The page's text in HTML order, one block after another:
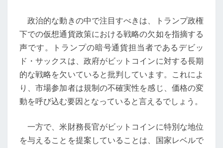
交
差
点
で
試
さ
れ
価
値
政治的な動きの中で注目すべきは、トランプ政権
下での仮想通貨政策における戦略の欠如を指摘する
声です。トランプの暗号通貨担当者であるデビッ
ド・サックスは、政府がビットコインに対する長期
的な戦略を欠いていると批判しています。これによ
り、市場参加者は規制の不確実性を感じ、価格の変
動を呼び込む要因となっていると言えるでしょう。
一方で、米財務長官がビットコインに特別な地位
を与えることを提案していることは、国家レベルで